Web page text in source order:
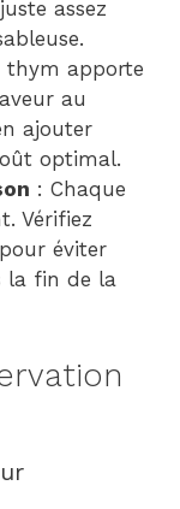
assez
thym apporte
au
ajouter
optimal.
: Chaque
Vérifiez
éviter
la fin de la